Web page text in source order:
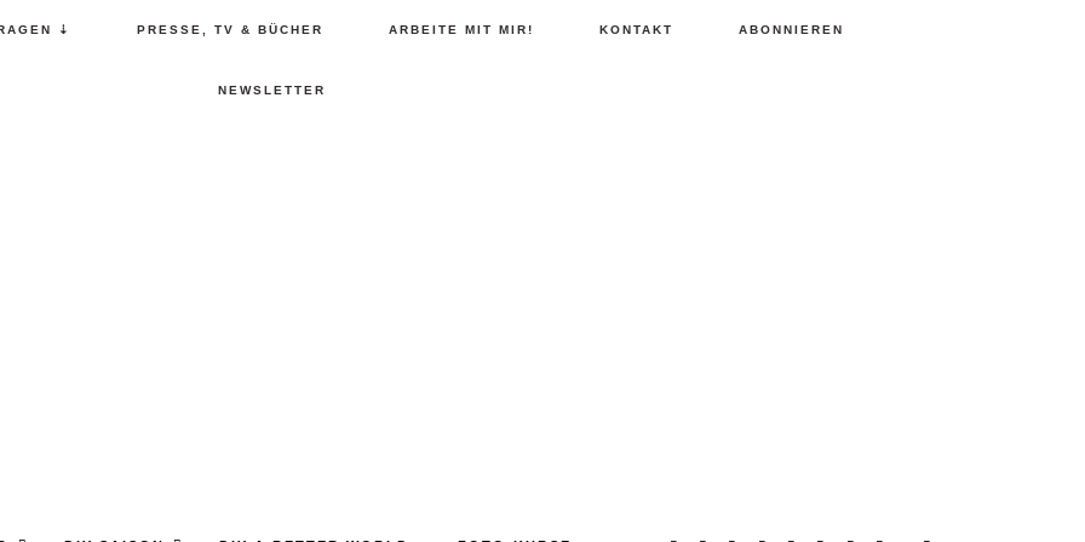
⇣ PRESSE, TV & BÜCHER ARBEITE MIT MIR! KONTAKT ABONNIEREN
NEWSLETTER